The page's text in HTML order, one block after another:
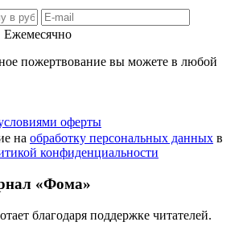
Ежемесячно
пожертвование вы можете в любой
оферты
на обработку персональных данных в
конфиденциальности
«Фома»
благодаря поддержке читателей.